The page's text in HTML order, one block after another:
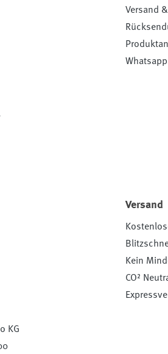
Versand
KG
Versand
Kein
CO²